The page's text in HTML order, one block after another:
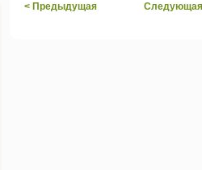
< Предыдущая